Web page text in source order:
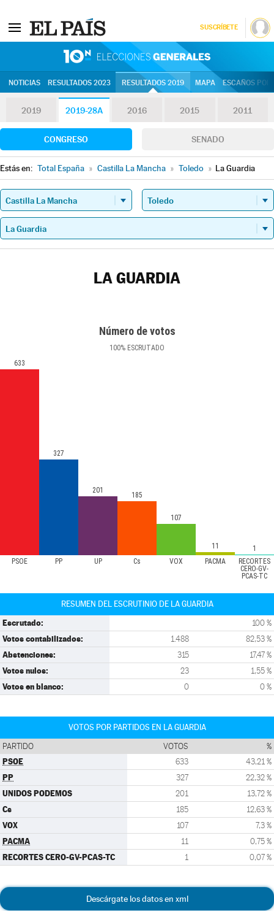
SUSCRÍBETE
NOTICIAS RESULTADOS 2023 RESULTADOS 2019 MAPA ESCAÑOS
2019 2019-28A 2016 2015 2011
CONGRESO SENADO
Estás en: Total España » Castilla La Mancha » Toledo » La Guardia
LA GUARDIA
Número de votos
100% ESCRUTADO
PSOE PP UP Cs VOX PACMA
RECORTES
CERO-GV-
PCAS-TC
633
327
201
185
107
11 1
RESUMEN DEL ESCRUTINIO DE LA GUARDIA
Escrutado: 100 %
Votos contabilizados: 1.488 82,53 %
Abstenciones: 315 17,47 %
Votos nulos: 23 1,55 %
Votos en blanco: 0 0 %
VOTOS POR PARTIDOS EN LA GUARDIA
PARTIDO VOTOS %
PSOE 633 43,21 %
PP 327 22,32 %
UNIDOS PODEMOS 201 13,72 %
Cs 185 12,63 %
VOX 107 7,3 %
PACMA 11 0,75 %
RECORTES CERO-GV-PCAS-TC 1 0,07 %
Descárgate los datos en xml